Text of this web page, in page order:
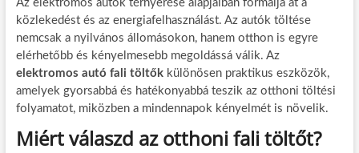
Az elektromos autók térnyerése alapjaiban formálja át a
közlekedést és az energiafelhasználást. Az autók töltése
nemcsak a nyilvános állomásokon, hanem otthon is egyre
elérhetőbb és kényelmesebb megoldássá válik. Az
elektromos autó fali töltőkkülönösen praktikus eszközök,
amelyek gyorsabbá és hatékonyabbá teszik az otthoni töltési
folyamatot, miközben a mindennapok kényelmét is növelik.
Miért válaszd az otthoni fali töltőt?